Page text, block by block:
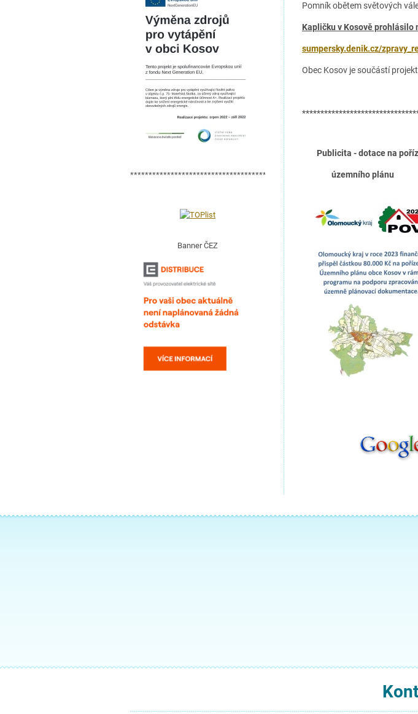
Pomník obětem světových
Kapličku v Kosově
sumpersky.denik.cz/
Obec Kosov je součástí
Publicita - dotace
územního
*****************************************
Banner ČEZ